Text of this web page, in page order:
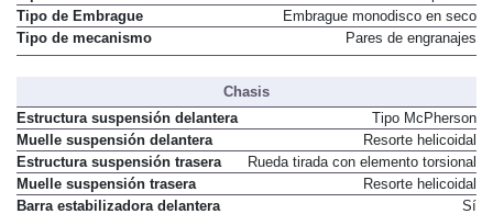
Tipo de mando
No disponible
Tipo de Embrague
Embrague monodisco en seco
Tipo de mecanismo
Pares de engranajes
Chasis
Estructura suspensión delantera
Tipo McPherson
Muelle suspensión delantera
Resorte helicoidal
Estructura suspensión trasera
Rueda tirada con elemento torsional
Muelle suspensión trasera
Resorte helicoidal